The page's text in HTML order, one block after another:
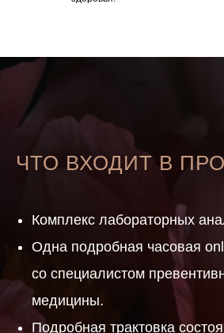
ЧТО ВХОДИТ В
Комплекс лабораторных
Одна подробная часовая
со специалистом
медицины.
Подробная трактовка